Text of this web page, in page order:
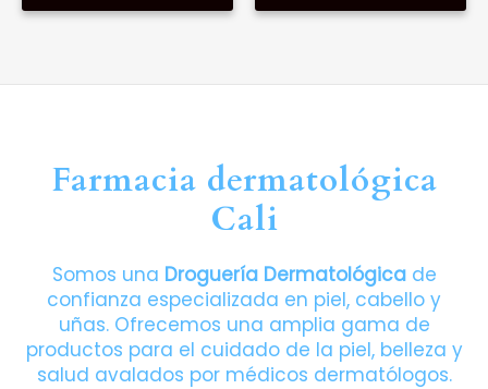
Farmacia dermatológica
Cali
Somos una Droguería Dermatológicade
confianza especializada en piel, cabello y
uñas. Ofrecemos una amplia gama de
productos para el cuidado de la piel, belleza y
salud avalados por médicos dermatólogos.